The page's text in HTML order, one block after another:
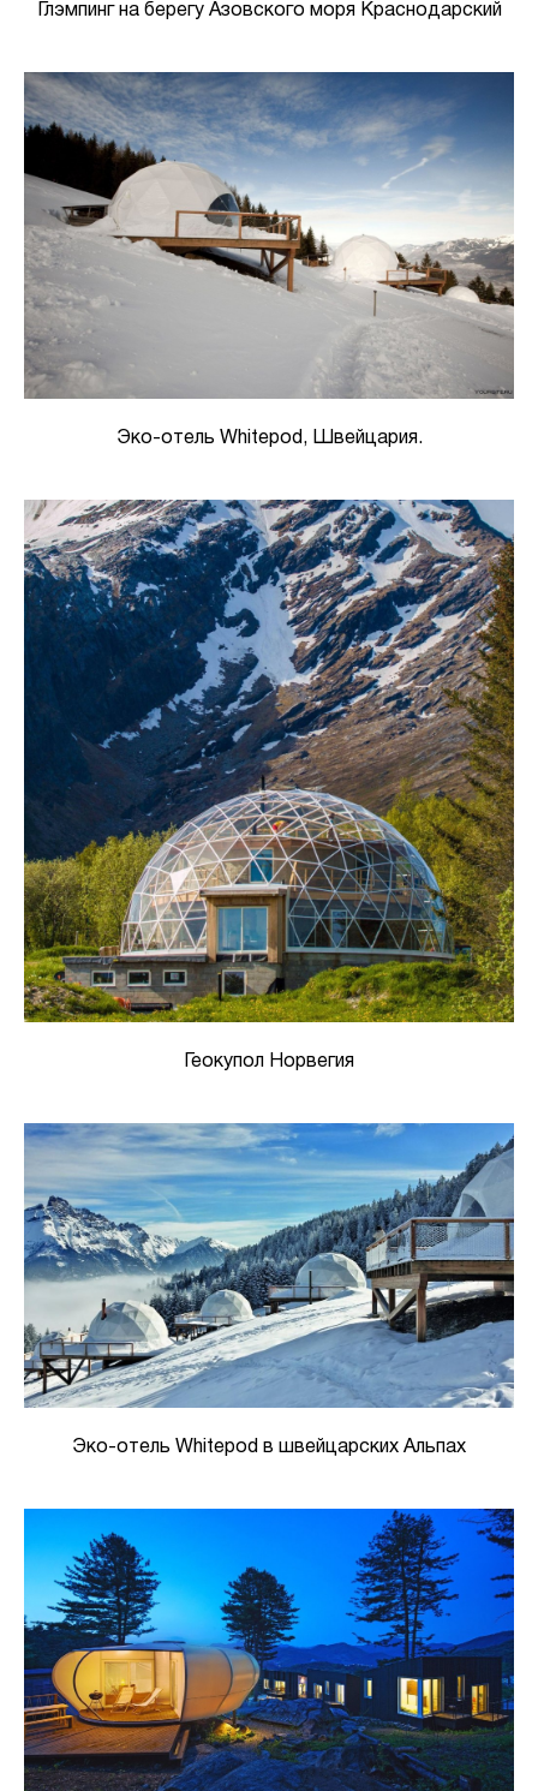
Глэмпинг на берегу Азовского моря Краснодарский
Эко-отель Whitepod, Швейцария.
Геокупол Норвегия
Эко-отель Whitepod в швейцарских Альпах